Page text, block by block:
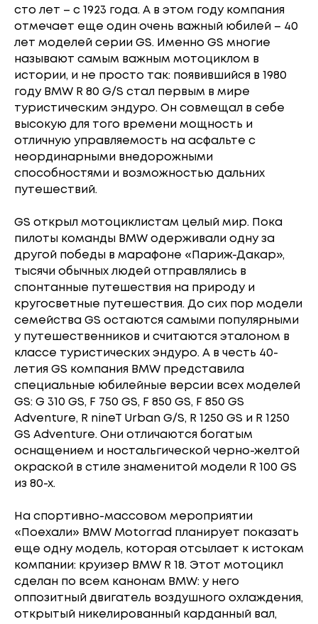
сто лет – с 1923 года. А в этом году компания
отмечает еще один очень важный юбилей – 40
лет моделей серии GS. Именно GS многие
называют самым важным мотоциклом в
истории, и не просто так: появившийся в 1980
году BMW R 80 G/S стал первым в мире
туристическим эндуро. Он совмещал в себе
высокую для того времени мощность и
отличную управляемость на асфальте с
неординарными внедорожными
способностями и возможностью дальних
путешествий.
GS открыл мотоциклистам целый мир. Пока
пилоты команды BMW одерживали одну за
другой победы в марафоне «Париж-Дакар»,
тысячи обычных людей отправлялись в
спонтанные путешествия на природу и
кругосветные путешествия. До сих пор модели
семейства GS остаются самыми популярными
у путешественников и считаются эталоном в
классе туристических эндуро. А в честь 40-
летия GS компания BMW представила
специальные юбилейные версии всех моделей
GS: G 310 GS, F 750 GS, F 850 GS, F 850 GS
Adventure, R nineT Urban G/S, R 1250 GS и R 1250
GS Adventure. Они отличаются богатым
оснащением и ностальгической черно-желтой
окраской в стиле знаменитой модели R 100 GS
из 80-х.
На спортивно-массовом мероприятии
«Поехали» BMW Motorrad планирует показать
еще одну модель, которая отсылает к истокам
компании: круизер BMW R 18. Этот мотоцикл
сделан по всем канонам BMW: у него
оппозитный двигатель воздушного охлаждения,
открытый никелированный карданный вал,